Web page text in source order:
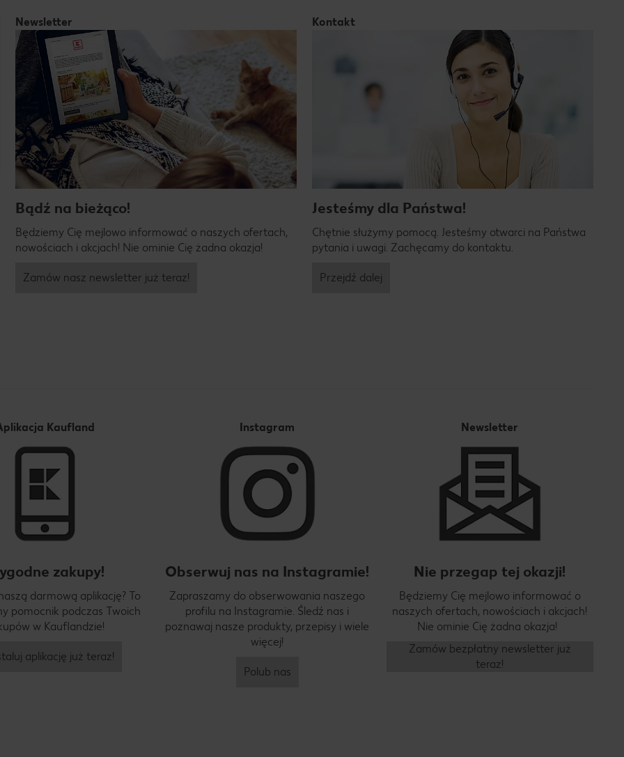
Newsletter
Bądź na bieżąco!
Będziemy Cię mejlowo informować o naszych ofertach,
nowościach i akcjach! Nie ominie Cię żadna okazja!
Zamów nasz newsletter już teraz!
Kontakt
Jesteśmy dla Państwa!
Chętnie służymy pomocą. Jesteśmy otwarci na Państwa
pytania i uwagi. Zachęcamy do kontaktu.
Przejdź dalej
Kaufland
zakupy!
darmową aplikację? To
pomocnik podczas Twoich
w Kauflandzie!
aplikację już teraz!
Instagram
Obserwuj nas na Instagramie!
Zapraszamy do obserwowania naszego
profilu na Instagramie. Śledź nas i
poznawaj nasze produkty, przepisy i wiele
więcej!
Polub nas
Newsletter
Nie przegap tej okazji!
Będziemy Cię mejlowo informować o
naszych ofertach, nowościach i akcjach!
Nie ominie Cię żadna okazja!
Zamów bezpłatny newsletter już
teraz!